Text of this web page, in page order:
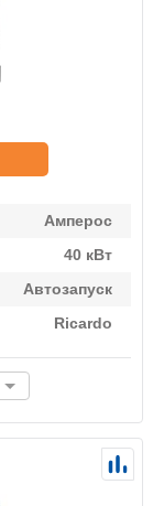
Амперос
40 кВт
Автозапуск
Ricardo